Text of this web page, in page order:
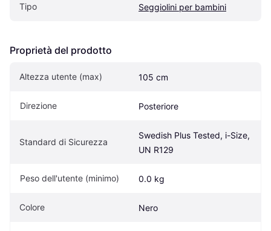
Tipo Seggiolini per bambini
Proprietà del prodotto
Altezza utente (max) 105 cm
Direzione Posteriore
Standard di Sicurezza
Swedish Plus Tested, i-Size,
UN R129
Peso dell'utente (minimo) 0.0 kg
Colore Nero